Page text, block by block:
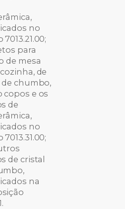
no
para
de mesa
de
de chumbo,
copos e os
de
no
de cristal
na